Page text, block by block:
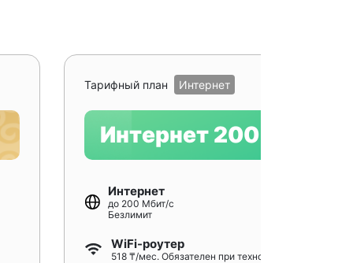
Тарифный план Интернет
Интернет 200
Интернет
до 200 Мбит/с
Безлимит
WiFi-роутер
518 ₸/мес. Обязателен при технологии GPON